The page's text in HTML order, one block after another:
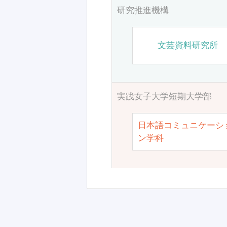
研究推進機構
文芸資料研究所
実践女子大学短期大学部
日本語コミュニケーシ
ン学科